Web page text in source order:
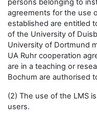
persons belonging to
agreements for the use
established are entitled
of the University of
University of Dortmund
UA Ruhr cooperation
are in a teaching or
Bochum are authorised
(2) The use of the LMS
users.